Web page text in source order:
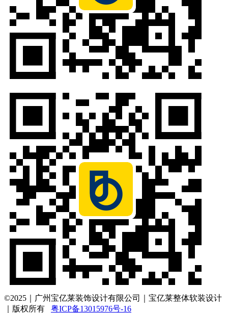
©2025｜广州宝亿莱装饰设计有限公司｜宝亿莱整体软装设计
｜版权所有 粤ICP备13015976号-16